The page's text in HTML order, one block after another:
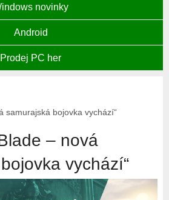
novinky
Android
Prodej PC her
samurajská bojovka vychází“
– nová
vychází“